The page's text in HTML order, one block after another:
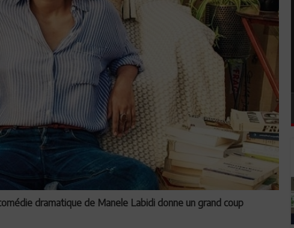
dramatique de Manele Labidi donne un grand coup